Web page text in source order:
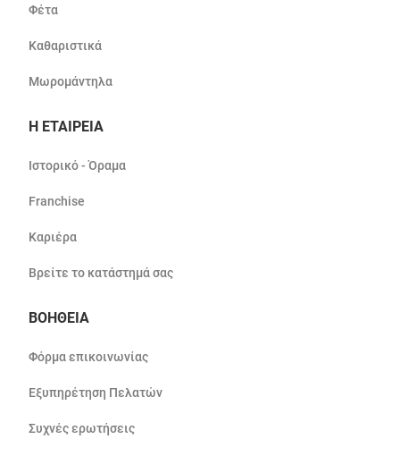
Φέτα
Καθαριστικά
Μωρομάντηλα
Η ΕΤΑΙΡΕΙΑ
Ιστορικό - Όραμα
Franchise
Καριέρα
Βρείτε το κατάστημά σας
ΒΟΗΘΕΙΑ
Φόρμα επικοινωνίας
Εξυπηρέτηση Πελατών
Συχνές ερωτήσεις